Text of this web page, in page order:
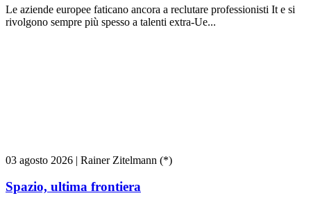
Le aziende europee faticano ancora a reclutare professionisti It e si
rivolgono sempre più spesso a talenti extra-Ue...
03 agosto 2026 | Rainer Zitelmann (*)
Spazio, ultima frontiera